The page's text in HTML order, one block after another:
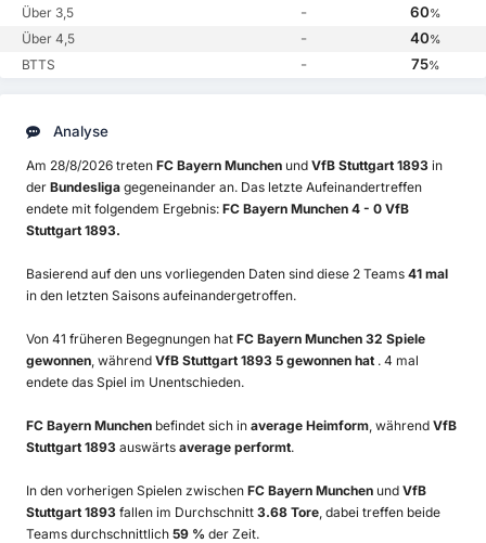
Über 3,5 - 60%
Über 4,5 - 40%
BTTS - 75%
Analyse
Am 28/8/2026 treten FC Bayern Munchen und VfB Stuttgart 1893 in
der Bundesliga gegeneinander an. Das letzte Aufeinandertreffen
endete mit folgendem Ergebnis: FC Bayern Munchen 4 - 0 VfB
Stuttgart 1893.
Basierend auf den uns vorliegenden Daten sind diese 2 Teams 41 mal
in den letzten Saisons aufeinandergetroffen.
Von 41 früheren Begegnungen hat FC Bayern Munchen 32 Spiele
gewonnen , während VfB Stuttgart 1893 5 gewonnen hat . 4 mal
endete das Spiel im Unentschieden.
FC Bayern Munchen befindet sich in average Heimform , während VfB
Stuttgart 1893 auswärts average performt.
In den vorherigen Spielen zwischen FC Bayern Munchen und VfB
Stuttgart 1893 fallen im Durchschnitt 3.68 Tore , dabei treffen beide
Teams durchschnittlich 59 % der Zeit.